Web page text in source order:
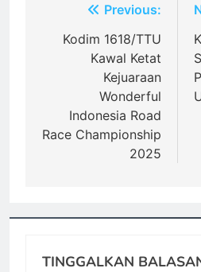
Navigasi
pos
Previous:
Kodim 1618/TTU
Kawal Ketat
Kejuaraan
Wonderful
Indonesia Road
Race Championship
2025
TINGGALKAN